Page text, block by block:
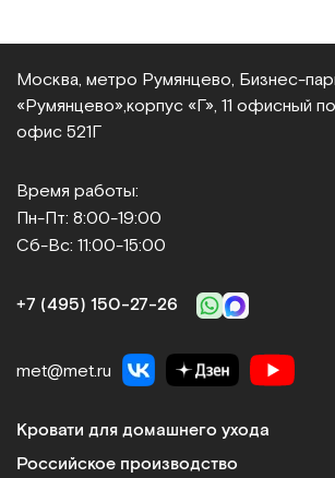
Москва, метро Румянцево,
«Румянцево», корпус «Г», 11 офисный
офис 521Г
Время работы:
Пн-Пт: 8:00-19:00
Сб-Вс: 11:00-15:00
+7 (495) 150‑27‑26
met@met.ru
Кровати для домашнего ухода
Российское производство